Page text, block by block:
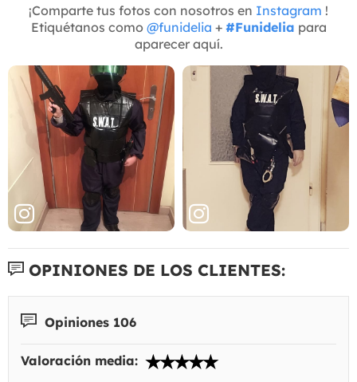
¡Comparte tus fotos con nosotros en Instagram !
Etiquétanos como @funidelia + #Funidelia para
aparecer aquí.
OPINIONES DE LOS CLIENTES:
Opiniones 106
Valoración media: